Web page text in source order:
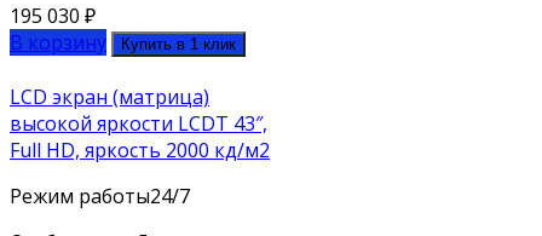
195 030 ₽
В корзину
Купить в 1 клик
LCD экран (матрица)
высокой яркости LCDT 43″,
Full HD, яркость 2000 кд/м2
Режим работы24/7